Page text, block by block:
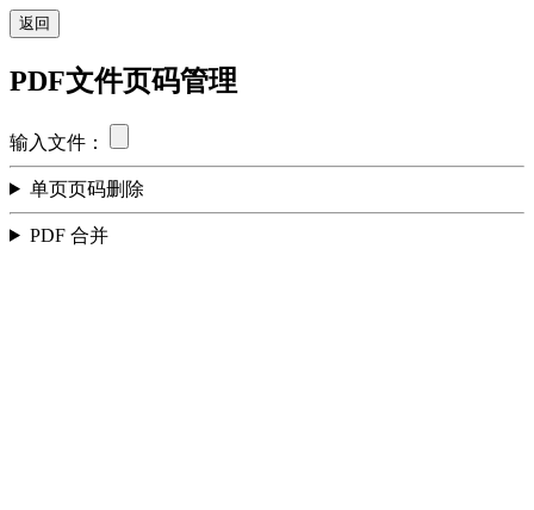
返回
PDF文件页码管理
输入文件：
单页页码删除
PDF 合并